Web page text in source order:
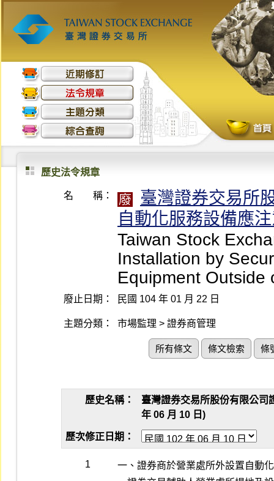
歷史法令規章
名 稱： 廢
臺灣證券交易所
自動化服務設備應
Taiwan Stock
Installation by
Equipment Outside
廢止日期： 民國 104 年 01 月 22 日
主題分類： 市場監理 > 證券商管理
所有條文 條文檢索 條
歷史名稱：
臺灣證券交易所股份有限公司
年 06 月 10 日)
歷次修正日期：
1
一、證券商於營業處所外設置自動